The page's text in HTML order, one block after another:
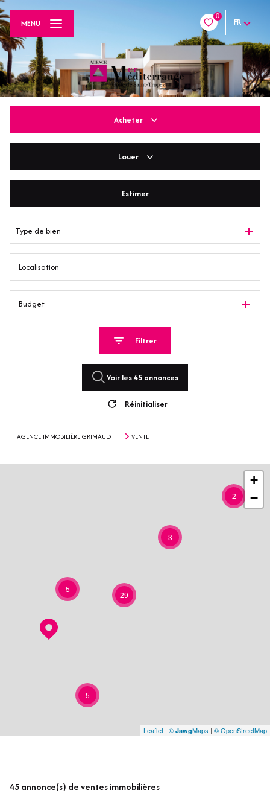
0
FR
MENU
Acheter
De l'immo pro
Louer
Estimer
Type de bien
Budget
Filtrer
Voir les45 annonces
Réinitialiser
AGENCE IMMOBILIÈRE GRIMAUD VENTE
2
5
3
5
29
+
−
Leaflet | © JawgMaps | © OpenStreetMap
45annonce(s) de ventes immobilières